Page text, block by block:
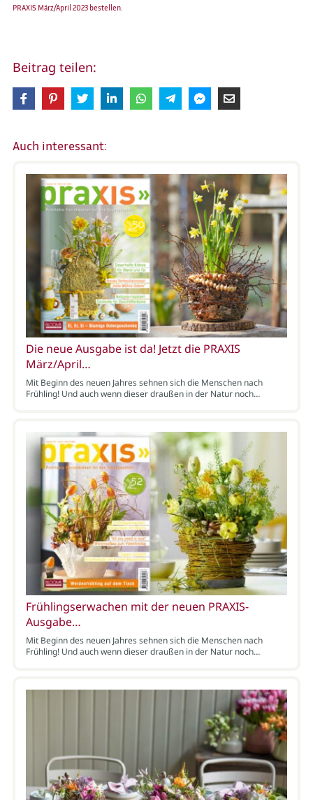
PRAXIS März/April 2023 bestellen.
Beitrag teilen:
Auch interessant:
Die neue Ausgabe ist da! Jetzt die PRAXIS
März/April…
Mit Beginn des neuen Jahres sehnen sich die Menschen nach
Frühling! Und auch wenn dieser draußen in der Natur noch…
Frühlingserwachen mit der neuen PRAXIS-
Ausgabe…
Mit Beginn des neuen Jahres sehnen sich die Menschen nach
Frühling! Und auch wenn dieser draußen in der Natur noch…